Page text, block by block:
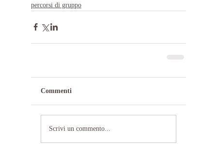
percorsi di gruppo
Commenti
Scrivi un commento...